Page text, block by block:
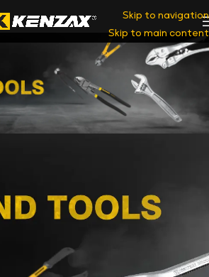
Skip to navigation
Skip to main content